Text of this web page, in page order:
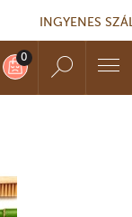
INGYENES